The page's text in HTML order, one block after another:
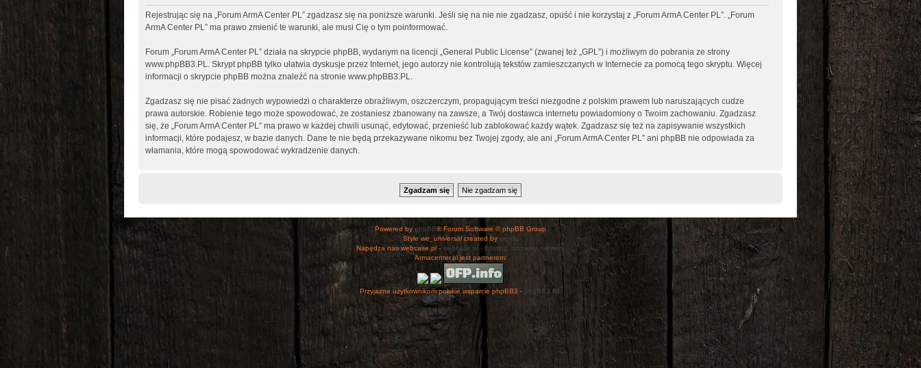
Rejestrując się na „Forum ArmA Center PL” zgadzasz się na poniższe warunki. Jeśli się na nie nie zgadzasz, opuść i nie korzystaj z „Forum ArmA Center PL”. „Forum
ArmA Center PL” ma prawo zmienić te warunki, ale musi Cię o tym poinformować.
Forum „Forum ArmA Center PL” działa na skrypcie phpBB, wydanym na licencji „ General Public License” (zwanej też „GPL”) i możliwym do pobrania ze strony
www.phpBB3.PL
. Skrypt phpBB tylko ułatwia dyskusje przez Internet, jego autorzy nie kontrolują tekstów zamieszczanych w Internecie za pomocą tego skryptu. Więcej
informacji o skrypcie phpBB można znaleźć na stronie www.phpBB3.PL
Zgadzasz się nie pisać żadnych wypowiedzi o charakterze obraźliwym, oszczerczym, propagującym treści niezgodne z polskim prawem lub naruszających cudze
prawa autorskie. Robienie tego może spowodować, że zostaniesz zbanowany na zawsze, a Twój dostawca internetu powiadomiony o Twoim zachowaniu. Zgadzasz
się, że „Forum ArmA Center PL” ma prawo w każdej chwili usunąć, edytować, przenieść lub zablokować każdy wątek. Zgadzasz się też na zapisywanie wszystkich
informacji, które podajesz, w bazie danych. Dane te nie będą przekazywane nikomu bez Twojej zgody, ale ani „Forum ArmA Center PL” ani phpBB nie odpowiada za
włamania, które mogą spowodować wykradzenie danych.
Powered by phpBB® Forum Software © phpBB Group
Style we_universalcreated by weeb
Napędza nas webcase.pl - webcase.pl - hosting, domeny, serwery
Armacenter.pl jest partnerem:
Przyjazne użytkownikom polskie wsparcie phpBB3 - phpBB3.PL